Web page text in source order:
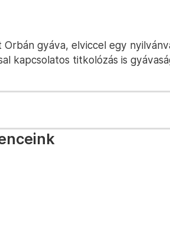
Orbán gyáva, elviccel egy
kapcsolatos titkolózás is